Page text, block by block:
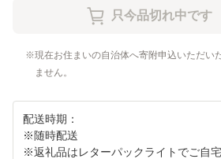
現在お住まいの自治体へ寄附申込いただい
ません。
配送時期：
※随時配送
※返礼品はレターパックライトでご自